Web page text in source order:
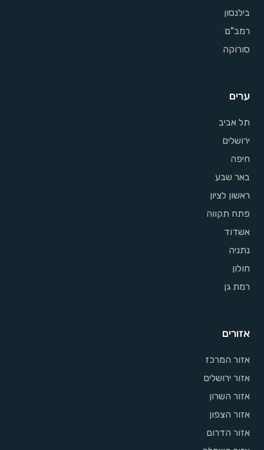
בילנסון
רמב"ם
סורוקה
ערים
תל אביב
ירושלים
חיפה
באר שבע
ראשון לציון
פתח תקווה
אשדוד
נתניה
חולון
רמת גן
אזורים
אזור המרכז
אזור ירושלים
אזור השרון
אזור הצפון
אזור הדרום